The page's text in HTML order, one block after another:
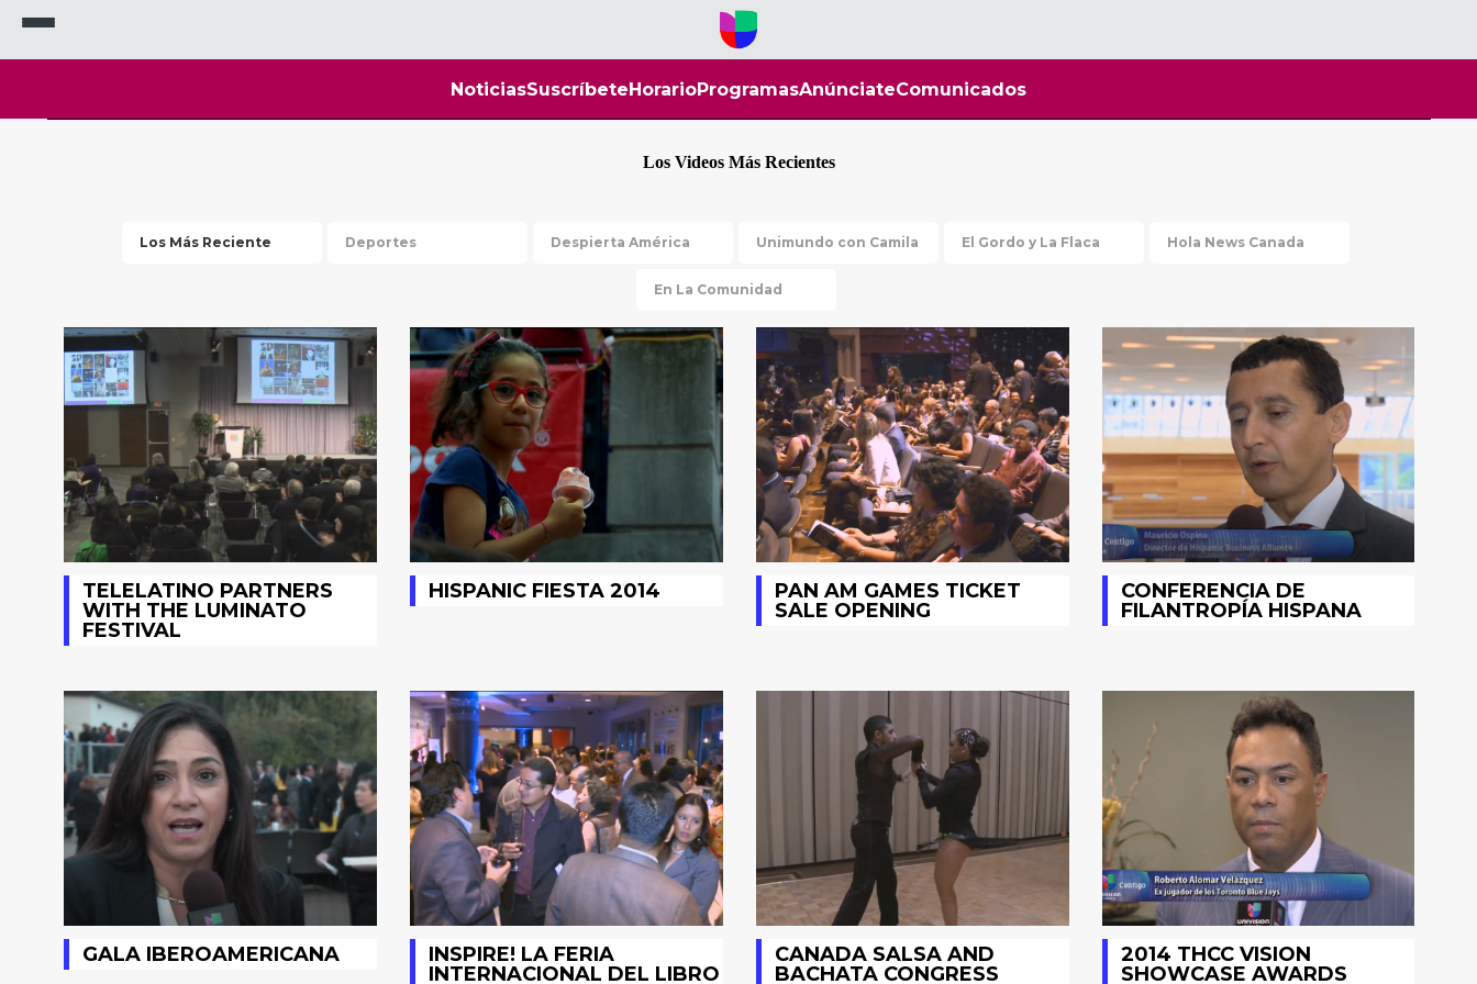
NoticiasSuscríbeteHorarioProgramasAnúnciateComunicados
Los Videos Más Recientes
Los Más Reciente Deportes Despierta América Unimundo con Camila El Gordo y La Flaca Hola News Canada
En La Comunidad
TELELATINO PARTNERS
WITH THE LUMINATO
FESTIVAL
HISPANIC FIESTA 2014
PAN AM GAMES TICKET
SALE OPENING
CONFERENCIA DE
FILANTROPÍA HISPANA
GALA IBEROAMERICANA
INSPIRE! LA FERIA
INTERNACIONAL DEL LIBRO
CANADA SALSA AND
BACHATA CONGRESS
2014 THCC VISION
SHOWCASE AWARDS